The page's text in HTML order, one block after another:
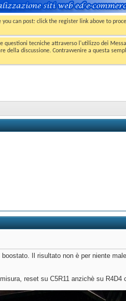
you can post: click the register link above to
tecniche attraverso l'utilizzo dei
della discussione. Contravvenire a questa
Il risultato non è per niente
reset su C5R11 anzichè su R4D4